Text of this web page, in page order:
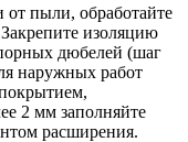
пыли, обработайте
изоляцию
дюбелей (шаг
наружных работ
2 мм заполняйте
расширения.